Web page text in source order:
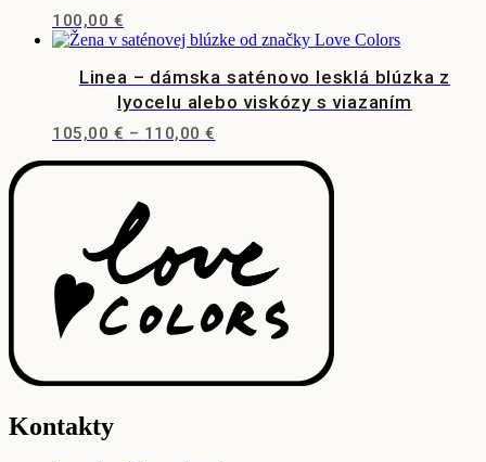
100,00 €
produkt
viacero
variantov.
Možnosti
si
stránke
produktu.
Linea – dámska saténovo lesklá blúzka z
lyocelu alebo viskózy s viazaním
105,00 € – 110,00 €
105,00 €
má
si
môžete
vybrať
na
stránke
Kontakty